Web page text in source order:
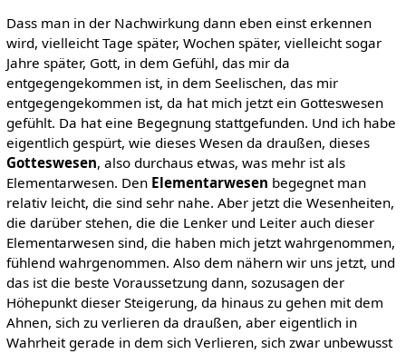
Dass man in der Nachwirkung dann eben einst erkennen
wird, vielleicht Tage später, Wochen später, vielleicht sogar
Jahre später, Gott, in dem Gefühl, das mir da
entgegengekommen ist, in dem Seelischen, das mir
entgegengekommen ist, da hat mich jetzt ein Gotteswesen
gefühlt. Da hat eine Begegnung stattgefunden. Und ich habe
eigentlich gespürt, wie dieses Wesen da draußen, dieses
Gotteswesen, also durchaus etwas, was mehr ist als
Elementarwesen. Den Elementarwesen begegnet man
relativ leicht, die sind sehr nahe. Aber jetzt die Wesenheiten,
die darüber stehen, die die Lenker und Leiter auch dieser
Elementarwesen sind, die haben mich jetzt wahrgenommen,
fühlend wahrgenommen. Also dem nähern wir uns jetzt, und
das ist die beste Voraussetzung dann, sozusagen der
Höhepunkt dieser Steigerung, da hinaus zu gehen mit dem
Ahnen, sich zu verlieren da draußen, aber eigentlich in
Wahrheit gerade in dem sich Verlieren, sich zwar unbewusst